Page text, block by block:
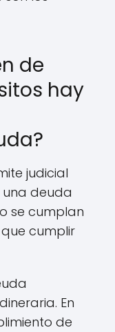
de
hay
judicial
deuda
se cumplan
que cumplir
En
de